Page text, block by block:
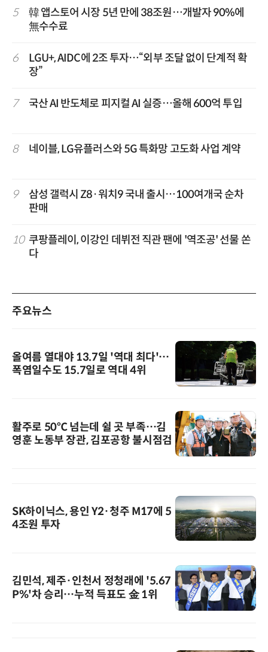
5
韓 앱스토어 시장 5년 만에 38조원…개발자 90%에
無수수료
6
LGU+, AIDC에 2조 투자…“외부 조달 없이 단계적 확
장”
7 국산 AI 반도체로 피지컬 AI 실증…올해 600억 투입
8 네이블, LG유플러스와 5G 특화망 고도화 사업 계약
9
삼성 갤럭시 Z8·워치9 국내 출시…100여개국 순차
판매
10 쿠팡플레이, 이강인 데뷔전 직관 팬에 '역조공' 선물 쏜
다
주요뉴스
올여름 열대야 13.7일 '역대 최다'…
폭염일수도 15.7일로 역대 4위
활주로 50℃ 넘는데 쉴 곳 부족…김
영훈 노동부 장관, 김포공항 불시점검
SK하이닉스, 용인 Y2·청주 M17에 5
4조원 투자
김민석, 제주·인천서 정청래에 '5.67
P%'차 승리…누적 득표도 金 1위